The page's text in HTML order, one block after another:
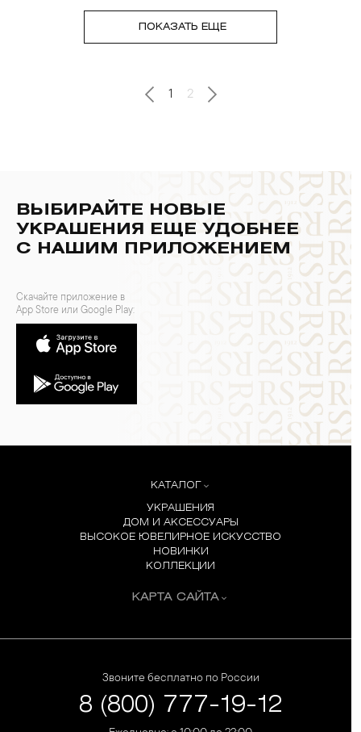
ПОКАЗАТЬ ЕЩЕ
1 2
ВЫБИРАЙТЕ НОВЫЕ
УКРАШЕНИЯ ЕЩЕ УДОБНЕЕ
С НАШИМ ПРИЛОЖЕНИЕМ
Скачайте приложение в
App Store или Google Play:
КАТАЛОГ
УКРАШЕНИЯ
ДОМ И АКСЕССУАРЫ
ВЫСОКОЕ ЮВЕЛИРНОЕ ИСКУССТВО
НОВИНКИ
КОЛЛЕКЦИИ
КАРТА САЙТА
Звоните бесплатно по России
8 (800) 777-19-12